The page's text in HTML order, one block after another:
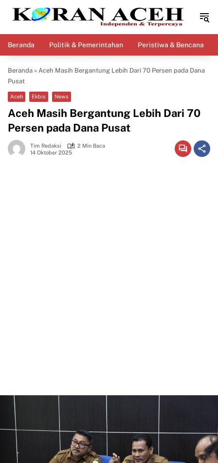
Beranda Politik & Pemerintahan Peristiwa & Bencana
Beranda » Aceh Masih Bergantung Lebih Dari 70 Persen pada Dana
Pusat
Aceh Ekbis News
Aceh Masih Bergantung Lebih Dari 70
Persen pada Dana Pusat
Tim Redaksi
2 Min Baca
14 Oktober 2025